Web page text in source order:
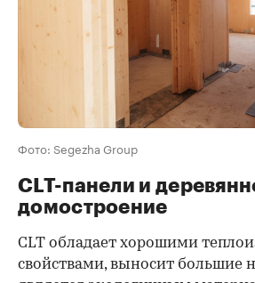
Фото: Segezha Group
CLT-панели и
домостроение
CLT обладает хорошими
свойствами, выносит большие